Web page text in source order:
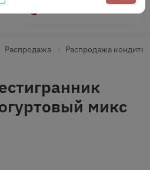
Распродажа Распродажа
микс